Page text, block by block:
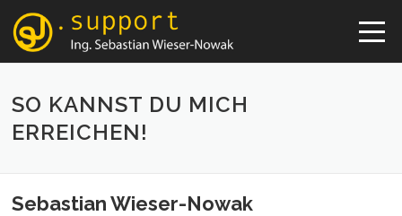
content
SO KANNST DU MICH
ERREICHEN!
Sebastian Wieser-Nowak